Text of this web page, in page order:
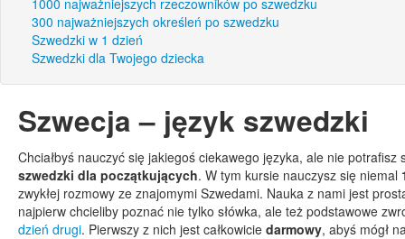
1000 najważniejszych rzeczowników po szwedzku
300 najważniejszych określeń po szwedzku
Szwedzki w 1 dzień
Szwedzki dla Twojego dziecka
Szwecja – język szwedzki
Chciałbyś nauczyć się jakiegoś ciekawego języka, ale nie
szwedzki dla początkujących. W tym kursie nauczysz się niemal
zwykłej rozmowy ze znajomymi Szwedami. Nauka z nami jest
najpierw chcieliby poznać nie tylko słówka, ale też podstawowe
dzień drugi. Pierwszy z nich jest całkowicie darmowy, abyś mógł